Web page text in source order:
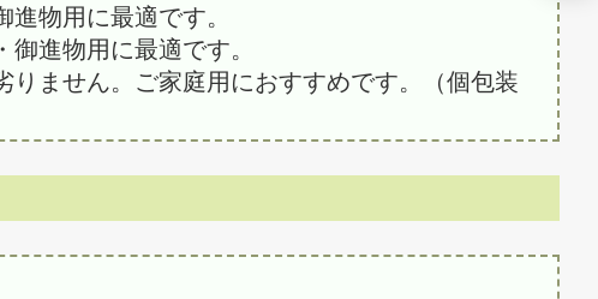
物用に最適です。
進物用に最適です。
ません。ご家庭用におすすめです。（個包装